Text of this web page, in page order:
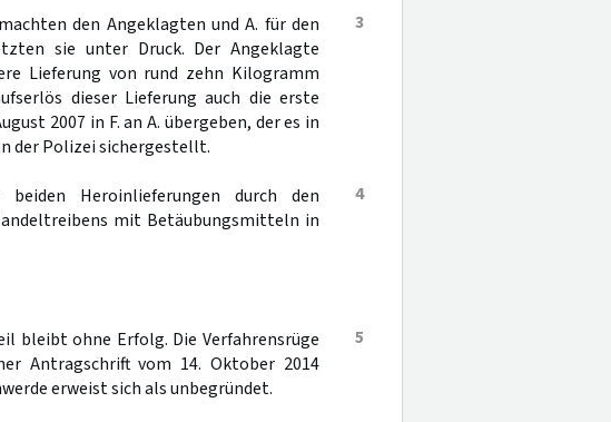
3
den Angeklagten und A. für den
sie unter Druck. Der Angeklagte
Lieferung von rund zehn Kilogramm
dieser Lieferung auch die erste
2007 in F. an A. übergeben, der es in
der Polizei sichergestellt.
4
Heroinlieferungen durch den
mit Betäubungsmitteln in
5
bleibt ohne Erfolg. Die Verfahrensrüge
Antragschrift vom 14. Oktober 2014
erweist sich als unbegründet.